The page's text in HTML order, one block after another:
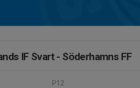
IF Svart - Söderhamns FF
P12